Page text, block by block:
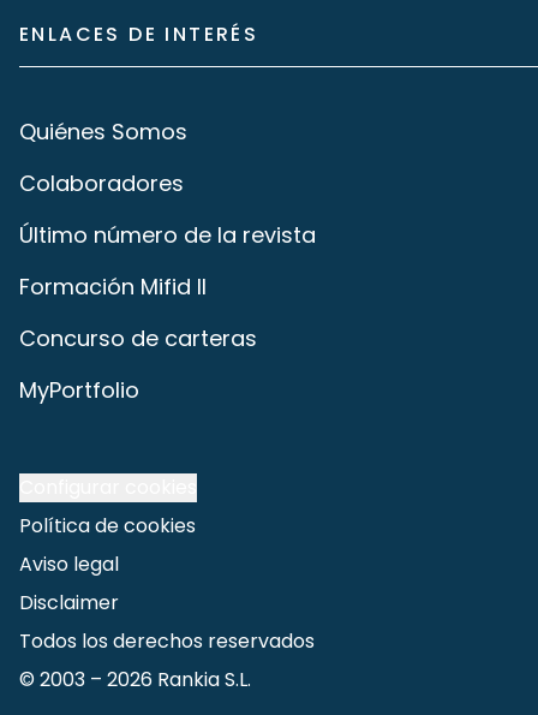
ENLACES DE INTERÉS
Quiénes Somos
Colaboradores
Último número de la revista
Formación Mifid II
Concurso de carteras
MyPortfolio
Política de cookies
Aviso legal
Disclaimer
Todos los derechos reservados
© 2003 – 2026 Rankia S.L.